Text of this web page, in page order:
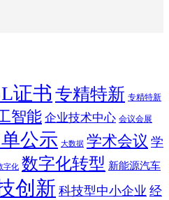
证书 专精特新 专精特新
智能 企业技术中心 会议会展
公示 大数据 学术会议 学
字化 数字化转型 新能源汽车
创新 科技型中小企业 经